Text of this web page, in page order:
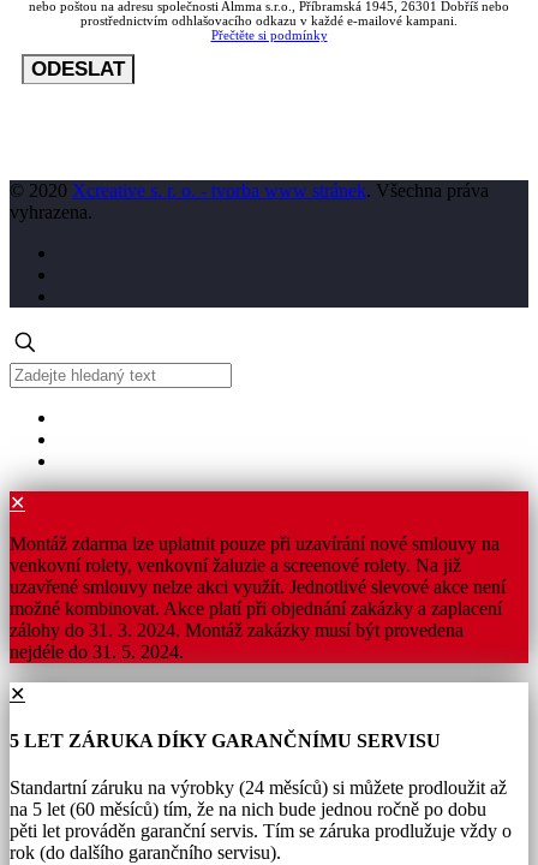
nebo poštou na adresu společnosti Almma s.r.o., Příbramská 1945, 26301 Dobříš nebo
prostřednictvím odhlašovacího odkazu v každé e-mailové kampani.
Přečtěte si podmínky
© 2020 Xcreative s. r. o. - tvorba www stránek. Všechna práva
vyhrazena.
✕
Montáž zdarma lze uplatnit pouze při uzavírání nové smlouvy na
venkovní rolety, venkovní žaluzie a screenové rolety. Na již
uzavřené smlouvy nelze akci využít. Jednotlivé slevové akce není
možné kombinovat. Akce platí při objednání zakázky a zaplacení
zálohy do 31. 3. 2024. Montáž zakázky musí být provedena
nejdéle do 31. 5. 2024.
✕
5 LET ZÁRUKA DÍKY GARANČNÍMU SERVISU
Standartní záruku na výrobky (24 měsíců) si můžete prodloužit až
na 5 let (60 měsíců) tím, že na nich bude jednou ročně po dobu
pěti let prováděn garanční servis. Tím se záruka prodlužuje vždy o
rok (do dalšího garančního servisu).